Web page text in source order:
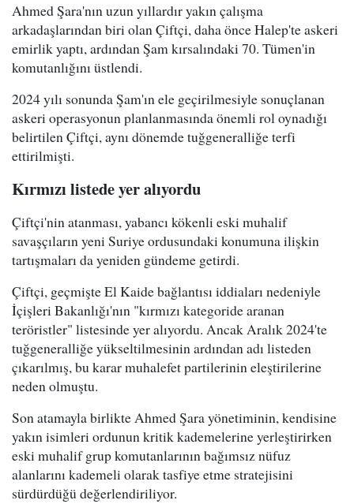
Ahmed Şara'nın uzun yıllardır yakın çalışma
arkadaşlarından biri olan Çiftçi, daha önce Halep'te askeri
emirlik yaptı, ardından Şam kırsalındaki 70. Tümen'in
komutanlığını üstlendi.
2024 yılı sonunda Şam'ın ele geçirilmesiyle sonuçlanan
askeri operasyonun planlanmasında önemli rol oynadığı
belirtilen Çiftçi, aynı dönemde tuğgeneralliğe terfi
ettirilmişti.
Kırmızı listede yer alıyordu
Çiftçi'nin atanması, yabancı kökenli eski muhalif
savaşçıların yeni Suriye ordusundaki konumuna ilişkin
tartışmaları da yeniden gündeme getirdi.
Çiftçi, geçmişte El Kaide bağlantısı iddiaları nedeniyle
İçişleri Bakanlığı'nın "kırmızı kategoride aranan
teröristler" listesinde yer alıyordu. Ancak Aralık 2024'te
tuğgeneralliğe yükseltilmesinin ardından adı listeden
çıkarılmış, bu karar muhalefet partilerinin eleştirilerine
neden olmuştu.
Son atamayla birlikte Ahmed Şara yönetiminin, kendisine
yakın isimleri ordunun kritik kademelerine yerleştirirken
eski muhalif grup komutanlarının bağımsız nüfuz
alanlarını kademeli olarak tasfiye etme stratejisini
sürdürdüğü değerlendiriliyor.